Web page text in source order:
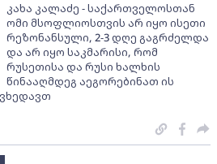
კახა კალაძე - საქართველოსთან
ომი მსოფლიოსთვის არ იყო ისეთი
რეზონანსული, 2-3 დღე გაგრძელდა
და არ იყო საკმარისი, რომ
რუსეთისა და რუსი ხალხის
წინააღმდეგ აეგორებინათ ის